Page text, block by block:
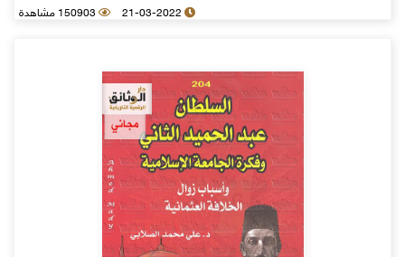
21-03-2022 150903 مشاهدة